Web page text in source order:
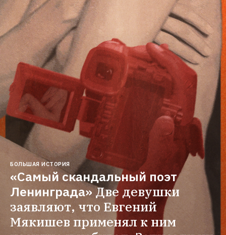
БОЛЬШАЯ ИСТОРИЯ
«Самый скандальный поэт
Ленинграда»Две девушки
заявляют, что Евгений
Мякишев применял к ним